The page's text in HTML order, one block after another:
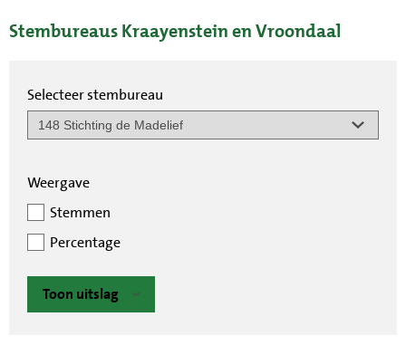
Stembureaus Kraayenstein en Vroondaal
Selecteer stembureau
Weergave
Stemmen
Percentage
Toon uitslag